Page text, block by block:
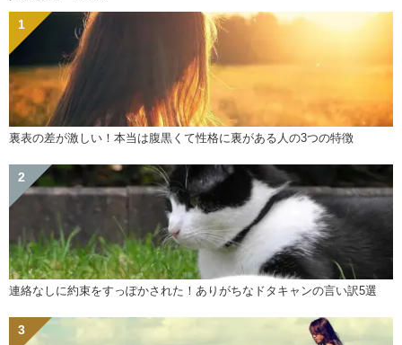
裏表の差が激しい！本当は腹黒くて性格に裏がある人の3つの特徴
連絡なしに約束をすっぽかされた！ありがちなドタキャンの言い訳5選